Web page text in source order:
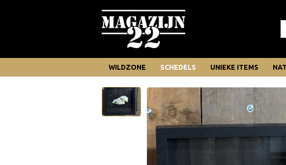
WILDZONE SCHEDELS UNIEKE ITEMS